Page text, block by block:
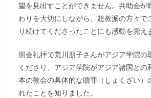
望を見出すことができません。共助会が
わりを大切にしながら、超教派の方々で
り続けてくださったことにも感動を覚え
開会礼拝で荒川朋子さんがアジア学院の
くださり、アジア学院がアジア諸国との
本の教会の具体的な贖罪（しょくざい）
れたことを知りました。